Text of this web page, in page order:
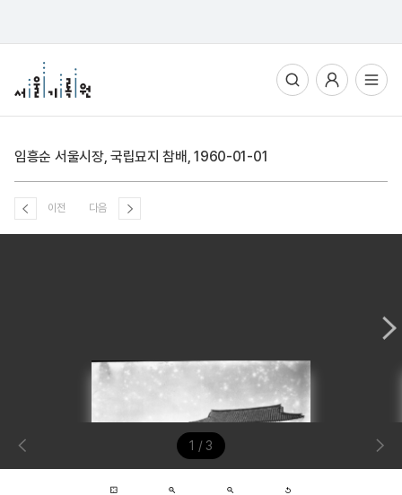
전체메뉴열기
임흥순 서울시장, 국립묘지 참배, 1960-01-01
이전 다음
1 / 3